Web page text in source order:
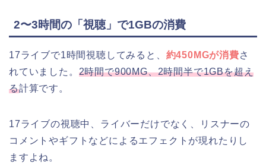
2〜3時間の「視聴」で1GBの消費
17ライブで1時間視聴してみると、 約450MGが消費さ
れていました。 2時間で900MG、2時間半で1GBを超え
る計算です。
17ライブの視聴中、ライバーだけでなく、リスナーの
コメントやギフトなどによるエフェクトが現れたりし
ますよね。